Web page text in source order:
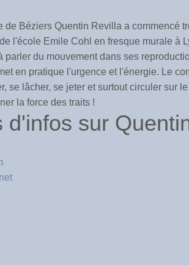
de Béziers Quentin Revilla a commencé
l'école Emile Cohl en fresque murale à
parler du mouvement dans ses
en pratique l'urgence et l'énergie. Le
se lâcher, se jeter et surtout circuler sur
la force des traits !
d'infos sur